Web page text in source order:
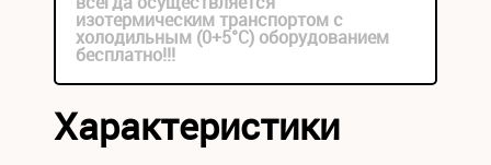
изотермическим транспортом с
холодильным (0+5°С) оборудованием
бесплатно!!!
Характеристики